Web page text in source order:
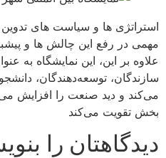
استراتژی ها و سیاست های
مهمی در رفع این چالش ها و
علاوه بر این، این نمایشگاه به
سازندگان، توسعه‌دهندگان،
می‌کند و دید صنعت را افزایش
بخش تقویت می‌کند
دیدگاهتان را